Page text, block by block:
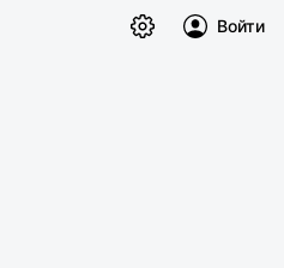
Войти